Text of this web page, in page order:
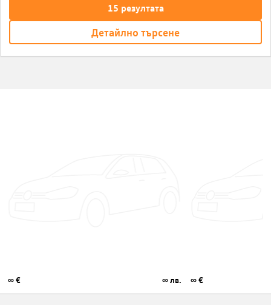
Детайлно търсене
15 резултата
∞ € ∞ лв. ∞ €